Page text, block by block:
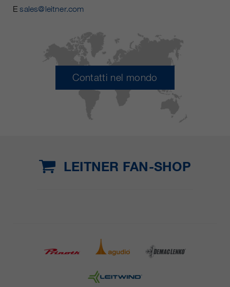
Esales@leitner.com
Contatti nel mondo
LEITNER FAN-SHOP